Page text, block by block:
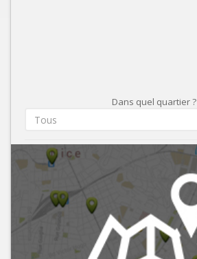
Dans quel quartier ?
Tous